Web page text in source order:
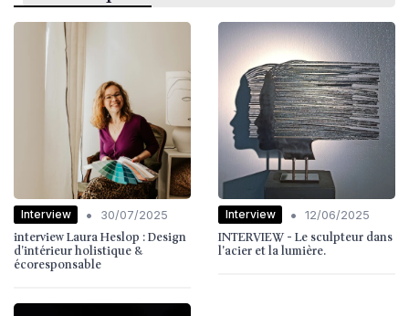
Interview • 30/07/2025
interview Laura Heslop : Design
d’intérieur holistique &
écoresponsable
Interview • 12/06/2025
INTERVIEW - Le sculpteur dans
l'acier et la lumière.